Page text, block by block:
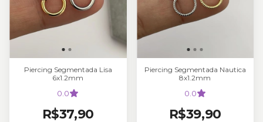
Piercing Segmentada Lisa
6x1.2mm
0.0
R$37,90
Piercing Segmentada Nautica
8x1.2mm
0.0
R$39,90